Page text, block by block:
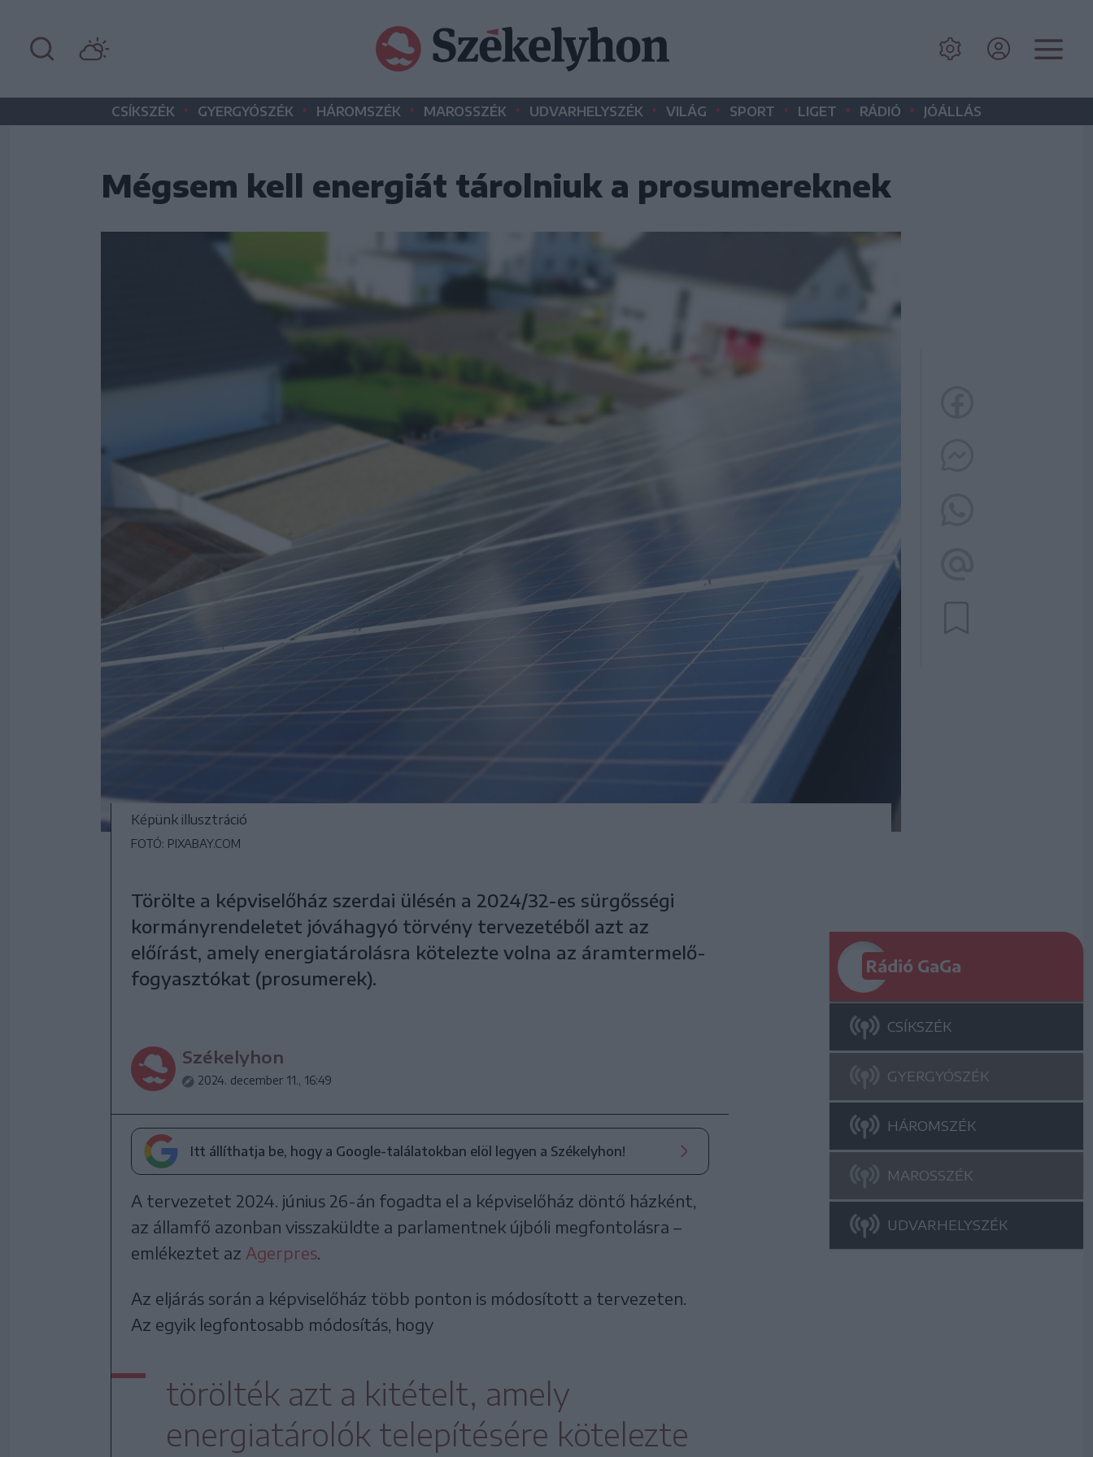
CSÍKSZÉK • GYERGYÓSZÉK • HÁROMSZÉK • MAROSSZÉK • UDVARHELYSZÉK • VILÁG • SPORT • LIGET • RÁDIÓ • JÓÁLLÁS
Mégsem kell energiát tárolniuk a prosumereknek
Képünk illusztráció
FOTÓ: PIXABAY.COM
Törölte a képviselőház szerdai ülésén a 2024/32-es sürgősségi
kormányrendeletet jóváhagyó törvény tervezetéből azt az
előírást, amely energiatárolásra kötelezte volna az áramtermelő-
fogyasztókat (prosumerek).
Székelyhon
2024. december 11., 16:49
Itt állíthatja be, hogy a Google-találatokban elöl legyen a Székelyhon!
A tervezetet 2024. június 26-án fogadta el a képviselőház döntő házként,
az államfő azonban visszaküldte a parlamentnek újbóli megfontolásra –
emlékeztet az Agerpres.
Az eljárás során a képviselőház több ponton is módosított a tervezeten.
Az egyik legfontosabb módosítás, hogy
törölték azt a kitételt, amely
energiatárolók telepítésére kötelezte
Rádió GaGa
CSÍKSZÉK
GYERGYÓSZÉK
HÁROMSZÉK
MAROSSZÉK
UDVARHELYSZÉK